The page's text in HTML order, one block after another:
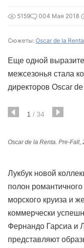
5159 004 Мая 2018
Сюжеты: Oscar de la Renta
Еще одной
межсезонья стала
директоров Oscar
1 / 34
Oscar de la Renta. Pre-Fall,
Лукбук новой
полон
морского круиза и
коммерчески
Фернандо Гарсиа и
представляют